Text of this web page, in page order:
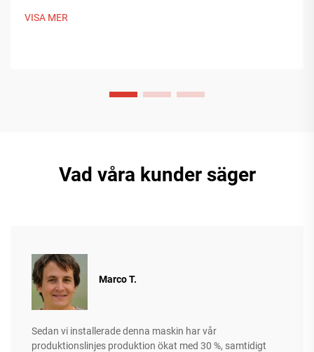
VISA MER
Vad våra kunder säger
Marco T.
Sedan vi installerade denna maskin har vår
produktionslinjes produktion ökat med 30 %, samtidigt